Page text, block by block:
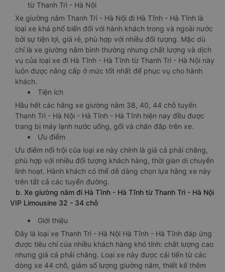
từ Thanh Trì - Hà Nội
Xe giường nằm Thanh Trì - Hà Nội đi Hà Tĩnh - Hà Tĩnh là
loại xe khá phổ biến đối với hành khách trong và ngoài nước
bởi sự tiện lợi, giá rẻ, phù hợp với nhiều đối tượng. Mặc dù
chỉ là xe giường nằm bình thường nhưng chất lượng và dịch
vụ của loại xe đi Hà Tĩnh - Hà Tĩnh từ Thanh Trì - Hà Nội này
luôn được nâng cấp ở mức tốt nhất để phục vụ cho hành
khách.
Tiện ích
Hầu hết các hãng xe giường nằm 38, 40, 44 chỗ tuyến
Thanh Trì - Hà Nội - Hà Tĩnh - Hà Tĩnh hiện nay đều được
trang bị máy lạnh nước uống, gối và chăn đắp trên xe.
Ưu điểm
Ưu điểm nổi trội của loại xe này chính là giá cả phải chăng,
phù hợp với nhiều đối tượng khách hàng, thời gian di chuyển
linh hoạt. Hành khách có thể dễ dàng chọn lựa hãng xe này
trên tất cả các tuyến đường.
b. Xe giường nằm đi Hà Tĩnh - Hà Tĩnh từ Thanh Trì - Hà Nội
VIP Limousine 32 - 34 chỗ
Giới thiệu
Đây là loại xe Thanh Trì - Hà Nội Hà Tĩnh - Hà Tĩnh đáp ứng
được tiêu chí của nhiều khách hàng khó tính: chất lượng cao
nhưng giá cả phải chăng. Loại xe này được cải tiến từ các
dòng xe 44 chỗ, giảm số lượng giường nằm, thiết kế thêm